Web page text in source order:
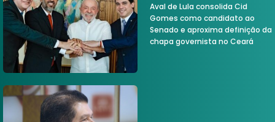
Aval de Lula consolida Cid
Gomes como candidato ao
Senado e aproxima definição da
chapa governista no Ceará